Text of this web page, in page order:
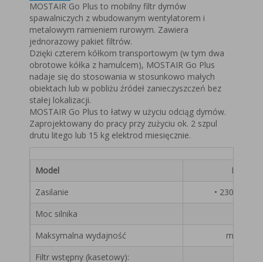
MOSTAIR Go Plus to mobilny filtr dymów
spawalniczych z wbudowanym wentylatorem i
metalowym ramieniem rurowym. Zawiera
jednorazowy pakiet filtrów.
Dzięki czterem kółkom transportowym (w tym dwa
obrotowe kółka z hamulcem), MOSTAIR Go Plus
nadaje się do stosowania w stosunkowo małych
obiektach lub w pobliżu źródeł zanieczyszczeń bez
stałej lokalizacji.
MOSTAIR Go Plus to łatwy w użyciu odciąg dymów.
Zaprojektowany do pracy przy zużyciu ok. 2 szpul
drutu litego lub 15 kg elektrod miesięcznie.
Model
Zasilanie
• 230V/1ph/
Moc silnika
Maksymalna wydajność
max.
Filtr wstępny (kasetowy):